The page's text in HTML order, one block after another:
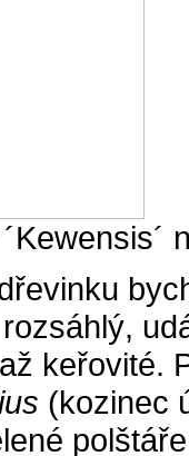
´Kewensis´
keřovité.
(kozinec